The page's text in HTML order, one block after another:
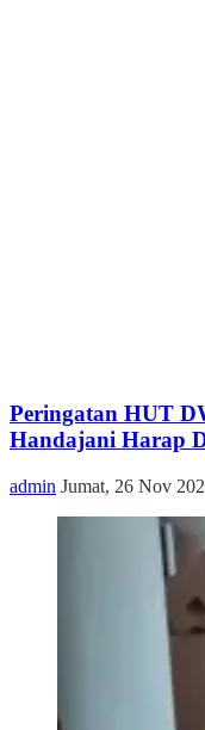
Peringatan HUT
Handajani Harap
admin Jumat, 26 Nov